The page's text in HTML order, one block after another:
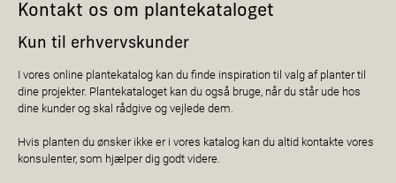
Kontakt os om plantekataloget
Kun til erhvervskunder
I vores online plantekatalog kan du finde inspiration til valg af planter til
dine projekter. Plantekataloget kan du også bruge, når du står ude hos
dine kunder og skal rådgive og vejlede dem.
Hvis planten du ønsker ikke er i vores katalog kan du altid kontakte vores
konsulenter, som hjælper dig godt videre.